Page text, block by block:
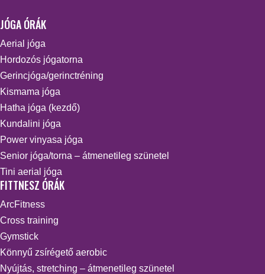
JÓGA ÓRÁK
Aerial jóga
Hordozós jógatorna
Gerincjóga/gerinctréning
Kismama jóga
Hatha jóga (kezdő)
Kundalini jóga
Power vinyasa jóga
Senior jóga/torna – átmenetileg szünetel
Tini aerial jóga
FITTNESZ ÓRÁK
ArcFitness
Cross training
Gymstick
Könnyű zsírégető aerobic
Nyújtás, stretching – átmenetileg szünetel